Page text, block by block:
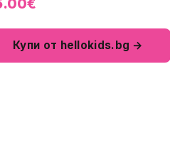
Купи от hellokids.bg →